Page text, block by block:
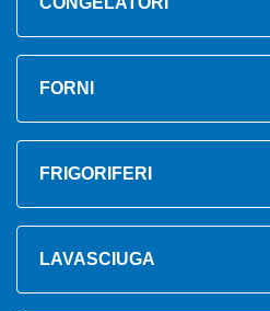
FORNI
FRIGORIFERI
LAVASCIUGA